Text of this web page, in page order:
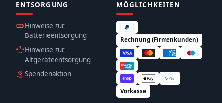
ENTSORGUNG
Hinweise zur
Batterieentsorgung
Hinweise zur
Altgeräteentsorgung
Spendenaktion
MÖGLICHKEITEN
Rechnung (Firmenkunden)
Vorkasse